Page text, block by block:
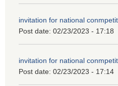
invitation for national
Post date: 02/23/2023 - 17:18
invitation for national
Post date: 02/23/2023 - 17:14